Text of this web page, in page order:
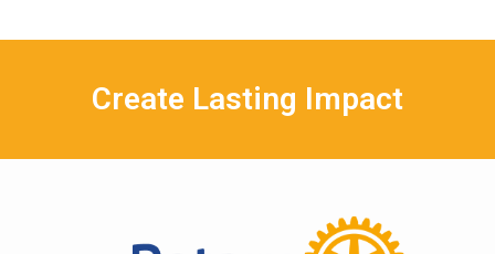
Create Lasting Impact